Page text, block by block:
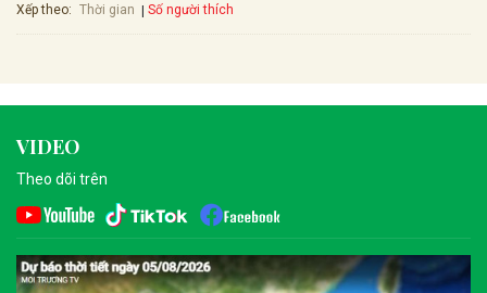
Xếp theo: Thời gian Số người thích
VIDEO
Theo dõi trên